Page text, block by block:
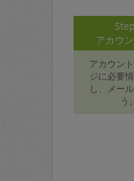
アカウ
アカウン
ジに必要
し、メー
う。